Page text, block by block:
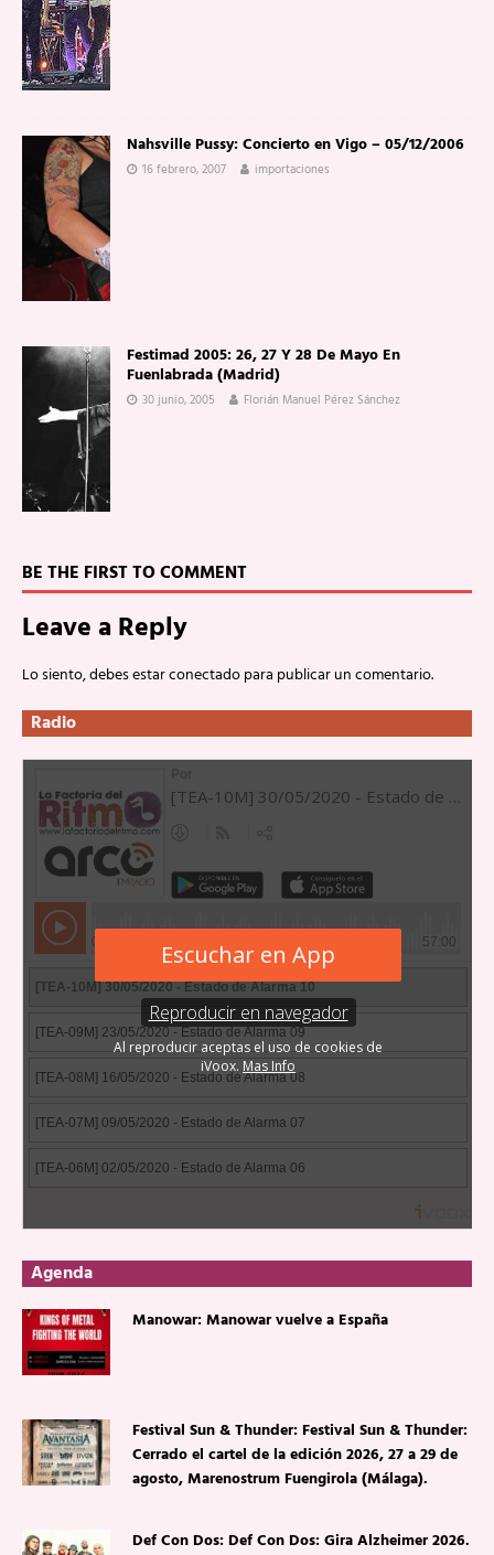
Nahsville Pussy: Concierto en Vigo – 05/12/2006
16 febrero, 2007 importaciones
Festimad 2005: 26, 27 Y 28 De Mayo En
Fuenlabrada (Madrid)
30 junio, 2005 Florián Manuel Pérez Sánchez
BE THE FIRST TO COMMENT
Leave a Reply
Lo siento, debes estarconectadopara publicar un comentario.
Radio
Agenda
Manowar: Manowar vuelve a España
Festival Sun & Thunder: Festival Sun & Thunder:
Cerrado el cartel de la edición 2026, 27 a 29 de
agosto, Marenostrum Fuengirola (Málaga).
Def Con Dos: Def Con Dos: Gira Alzheimer 2026.